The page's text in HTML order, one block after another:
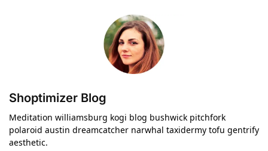
Shoptimizer Blog
Meditation williamsburg kogi blog bushwick pitchfork
polaroid austin dreamcatcher narwhal taxidermy tofu gentrify
aesthetic.